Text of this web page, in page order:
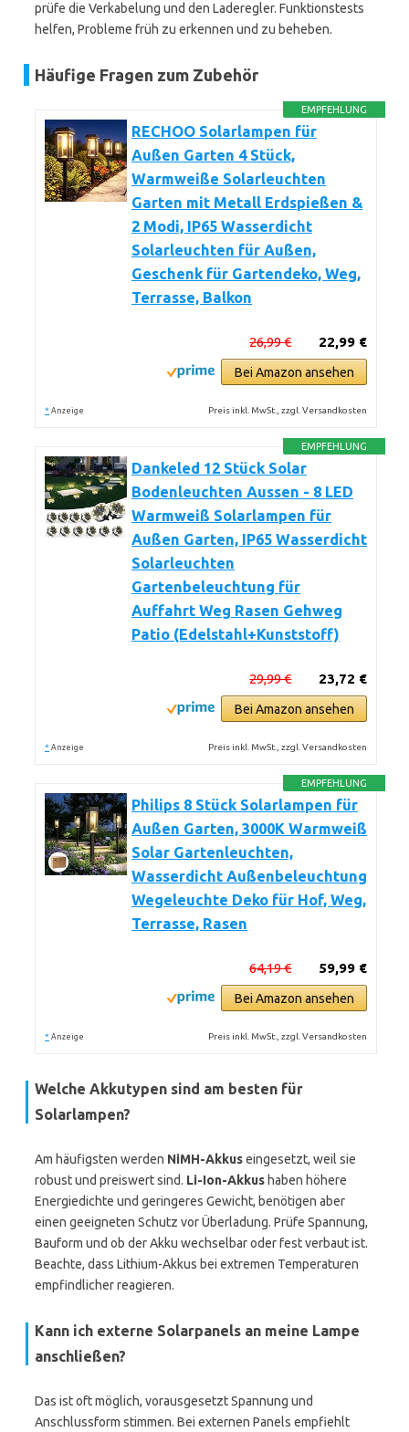
prüfe die Verkabelung und den Laderegler. Funktionstests
helfen, Probleme früh zu erkennen und zu beheben.
Häufige Fragen zum Zubehör
EMPFEHLUNG
RECHOO Solarlampen für
Außen Garten 4 Stück,
Warmweiße Solarleuchten
Garten mit Metall Erdspießen &
2 Modi, IP65 Wasserdicht
Solarleuchten für Außen,
Geschenk für Gartendeko, Weg,
Terrasse, Balkon
22,99 €
26,99 €
Bei Amazon ansehen
* Anzeige Preis inkl. MwSt., zzgl. Versandkosten
EMPFEHLUNG
Dankeled 12 Stück Solar
Bodenleuchten Aussen - 8 LED
Warmweiß Solarlampen für
Außen Garten, IP65 Wasserdicht
Solarleuchten
Gartenbeleuchtung für
Auffahrt Weg Rasen Gehweg
Patio (Edelstahl+Kunststoff)
23,72 €
29,99 €
Bei Amazon ansehen
* Anzeige Preis inkl. MwSt., zzgl. Versandkosten
EMPFEHLUNG
Philips 8 Stück Solarlampen für
Außen Garten, 3000K Warmweiß
Solar Gartenleuchten,
Wasserdicht Außenbeleuchtung
Wegeleuchte Deko für Hof, Weg,
Terrasse, Rasen
59,99 €
64,19 €
Bei Amazon ansehen
* Anzeige Preis inkl. MwSt., zzgl. Versandkosten
Welche Akkutypen sind am besten für
Solarlampen?
Am häufigsten werden NiMH-Akkuseingesetzt, weil sie
robust und preiswert sind. Li-Ion-Akkus haben höhere
Energiedichte und geringeres Gewicht, benötigen aber
einen geeigneten Schutz vor Überladung. Prüfe Spannung,
Bauform und ob der Akku wechselbar oder fest verbaut ist.
Beachte, dass Lithium-Akkus bei extremen Temperaturen
empfindlicher reagieren.
Kann ich externe Solarpanels an meine Lampe
anschließen?
Das ist oft möglich, vorausgesetzt Spannung und
Anschlussform stimmen. Bei externen Panels empfiehlt